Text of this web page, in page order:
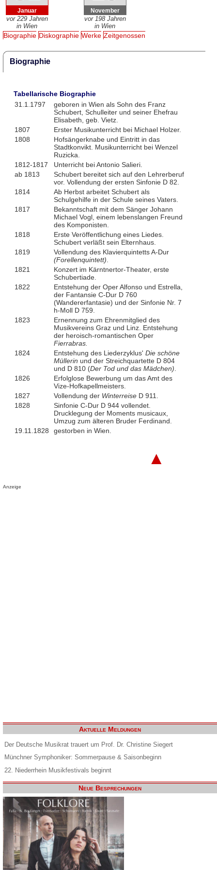
Januar
vor 229 Jahren
in Wien
November
vor 198 Jahren
in Wien
Biographie Diskographie Werke Zeitgenossen
Biographie
Tabellarische Biographie
31.1.1797
geboren in Wien als Sohn des Franz
Schubert, Schulleiter und seiner Ehefrau
Elisabeth, geb. Vietz.
1807
Erster Musikunterricht bei Michael Holzer.
1808
Hofsängerknabe und Eintritt in das
Stadtkonvikt. Musikunterricht bei Wenzel
Ruzicka.
1812-1817
Unterricht bei Antonio Salieri.
ab 1813
Schubert bereitet sich auf den Lehrerberuf
vor. Vollendung der ersten Sinfonie D 82.
1814
Ab Herbst arbeitet Schubert als
Schulgehilfe in der Schule seines Vaters.
1817
Bekanntschaft mit dem Sänger Johann
Michael Vogl, einem lebenslangen Freund
des Komponisten.
1818
Erste Veröffentlichung eines Liedes.
Schubert verläßt sein Elternhaus.
1819
Vollendung des Klavierquintetts A-Dur
(Forellenquintett)
1821
Konzert im Kärntnertor-Theater, erste
Schubertiade.
1822
Entstehung der Oper Alfonso und Estrella,
der Fantansie C-Dur D 760
(Wandererfantasie) und der Sinfonie Nr. 7
h-Moll D 759.
1823
Ernennung zum Ehrenmitglied des
Musikvereins Graz und Linz. Entstehung
der heroisch-romantischen Oper
Fierrabras.
1824
Entstehung des Liederzyklus' Die schöne
Müllerin und der Streichquartette D 804
und D 810 (Der Tod und das Mädchen)
1826
Erfolglose Bewerbung um das Amt des
Vize-Hofkapellmeisters.
1827
Vollendung der Winterreise D 911.
1828
Sinfonie C-Dur D 944 vollendet.
Drucklegung der Moments musicaux,
Umzug zum älteren Bruder Ferdinand.
19.11.1828
gestorben in Wien.
▲
Anzeige
Aktuelle Meldungen
Der Deutsche Musikrat trauert um Prof. Dr. Christine Siegert
Münchner Symphoniker: Sommerpause & Saisonbeginn
22. Niederrhein Musikfestivals beginnt
Neue Besprechungen